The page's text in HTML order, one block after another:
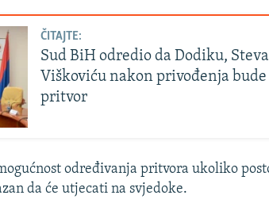
ČITAJTE:
Sud BiH odredio da Dodiku,
Viškoviću nakon privođenja
pritvor
određivanja pritvora ukoliko
da će utjecati na svjedoke.